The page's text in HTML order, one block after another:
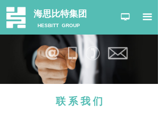
끀
网站首页
关于我们
넡
海思比特集团
HESBITT GROUP
联 系 我 们